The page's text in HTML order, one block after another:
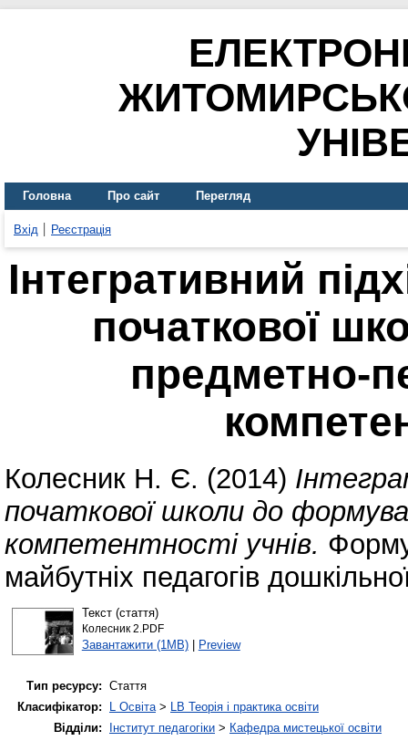
Головна Про сайт Перегляд
Вхід Реєстрація
Інтегративний
початкової
предметно-
Колесник Н. Є. (2014)
початкової школи до
компетентності учнів.
майбутніх педагогів
Текст (стаття)
Колесник 2.PDF
Завантажити (1MB)| Preview
Тип ресурсу: Стаття
Класифікатор:
L Освіта> LB Теорія і практика освіти
Відділи:
Інститут педагогіки > Кафедра мистецької освіти